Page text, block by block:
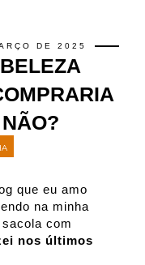
DE 2025
que eu amo
na minha
com
nos últimos